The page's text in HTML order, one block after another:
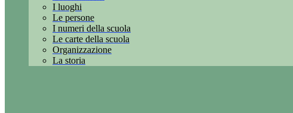
I luoghi
Le persone
I numeri della scuola
Le carte della scuola
Organizzazione
La storia